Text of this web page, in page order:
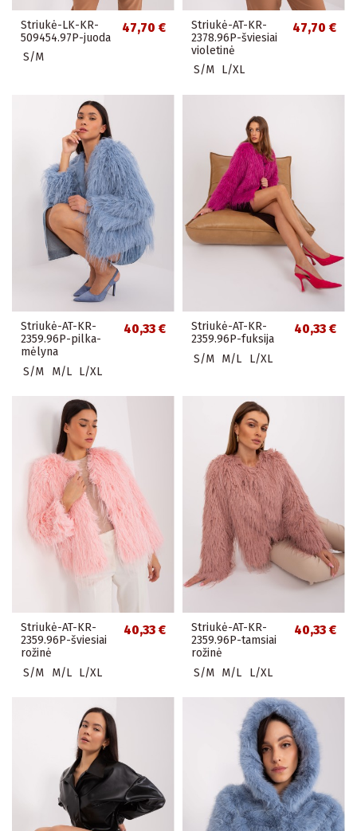
Striukė-LK-KR-
509454.97P-juoda
47,70 €
S/M
Striukė-AT-KR-
2378.96P-šviesiai
violetinė
47,70 €
S/M L/XL
Striukė-AT-KR-
2359.96P-pilka-
mėlyna
40,33 €
S/M M/L L/XL
Striukė-AT-KR-
2359.96P-fuksija
40,33 €
S/M M/L L/XL
Striukė-AT-KR-
2359.96P-šviesiai
rožinė
40,33 €
S/M M/L L/XL
Striukė-AT-KR-
2359.96P-tamsiai
rožinė
40,33 €
S/M M/L L/XL